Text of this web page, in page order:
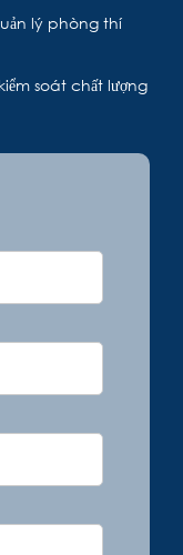
lý phòng thí
soát chất lượng